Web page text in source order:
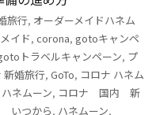
旅行, オーダーメイドハネム
イド, corona, gotoキャンペ
トラベルキャンペーン, プ
新婚旅行, GoTo, コロナ ハネム
ネムーン, コロナ 国内 新
いつから, ハネムーン,